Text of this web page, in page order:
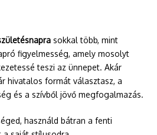
sokkal több, mint
figyelmesség, amely mosolyt
teszi az ünnepet. Akár
hivatalos formát választasz, a
és a szívből jövő megfogalmazás.
használd bátran a fenti